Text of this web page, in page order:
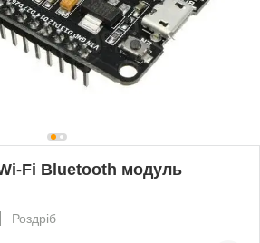
Fi Bluetooth модуль
Роздріб